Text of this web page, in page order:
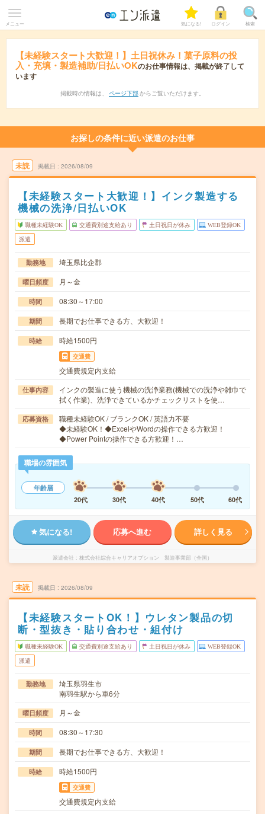
メニュー 気になる! ログイン 検索
【未経験スタート大歓迎！】土日祝休み！菓子原料の投
入・充填・製造補助/日払いOKのお仕事情報は、掲載が終了して
います
掲載時の情報は、 ページ下部 からご覧いただけます。
お探しの条件に近い派遣のお仕事
未読 掲載日 2026/08/09
【未経験スタート大歓迎！】インク製造する
機械の洗浄/日払いOK
職種未経験OK 交通費別途支給あり 土日祝日が休み WEB登録OK
派遣
勤務地 埼玉県比企郡
曜日頻度 月～金
時間 08:30～17:00
期間 長期でお仕事できる方、大歓迎！
時給 時給1500円
交通費
交通費規定内支給
仕事内容
インクの製造に使う機械の洗浄業務(機械での洗浄や雑巾で
拭く作業)、洗浄できているかチェックリストを使…
応募資格
職種未経験OK / ブランクOK / 英語力不要
◆未経験OK！◆ExcelやWordの操作できる方歓迎！
◆Power Pointの操作できる方歓迎！…
職場の雰囲気
年齢層
20代
30代 40代 50代 60代
気になる! 応募へ進む 詳しく見る
派遣会社 株式会社綜合キャリアオプション 製造事業部（全国）
未読 掲載日 2026/08/09
【未経験スタートOK！】ウレタン製品の切
断・型抜き・貼り合わせ・組付け
職種未経験OK 交通費別途支給あり 土日祝日が休み WEB登録OK
派遣
勤務地
埼玉県羽生市
南羽生駅から車6分
曜日頻度 月～金
時間 08:30～17:30
期間 長期でお仕事できる方、大歓迎！
時給 時給1500円
交通費
交通費規定内支給